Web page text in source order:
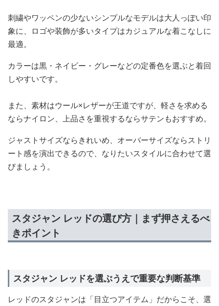
刺繍やワッペンの少ないシンプルなモデルは大人っぽい印
象に、ロゴや装飾が多いタイプはカジュアルな着こなしに
最適。
カラーは黒・ネイビー・グレーなどの定番色を選ぶと着回
しやすいです。
また、素材はウール×レザーが王道ですが、軽さを求める
ならナイロン、上品さを重視するならサテンもおすすめ。
ジャストサイズならきれいめ、オーバーサイズならストリ
ート感を演出できるので、なりたいスタイルに合わせて選
びましょう。
スタジャン レッドの選び方｜まず押さえるべ
きポイント
スタジャン レッドを選ぶうえで重要な判断基準
レッドのスタジャンは「目立つアイテム」だからこそ、選